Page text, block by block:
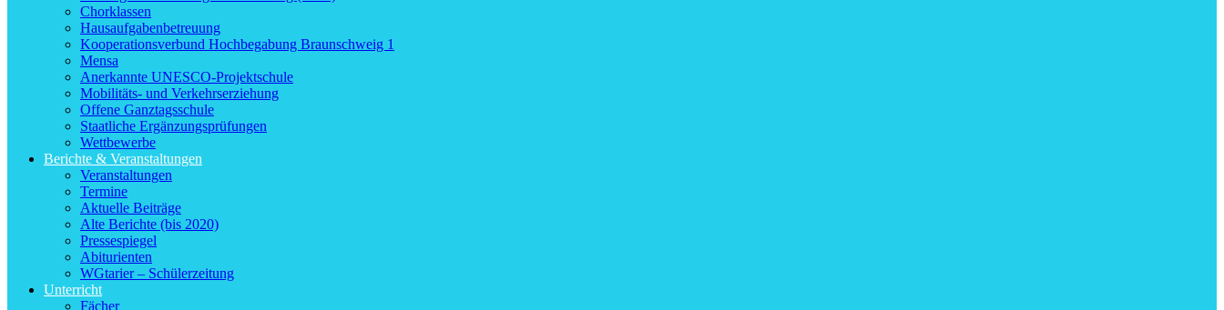
Chorklassen
Hausaufgabenbetreuung
Kooperationsverbund Hochbegabung Braunschweig 1
Mensa
Anerkannte UNESCO-Projektschule
Mobilitäts- und Verkehrserziehung
Offene Ganztagsschule
Staatliche Ergänzungsprüfungen
Wettbewerbe
Berichte & Veranstaltungen
Veranstaltungen
Termine
Aktuelle Beiträge
Alte Berichte (bis 2020)
Pressespiegel
Abiturienten
WGtarier – Schülerzeitung
Unterricht
Fächer